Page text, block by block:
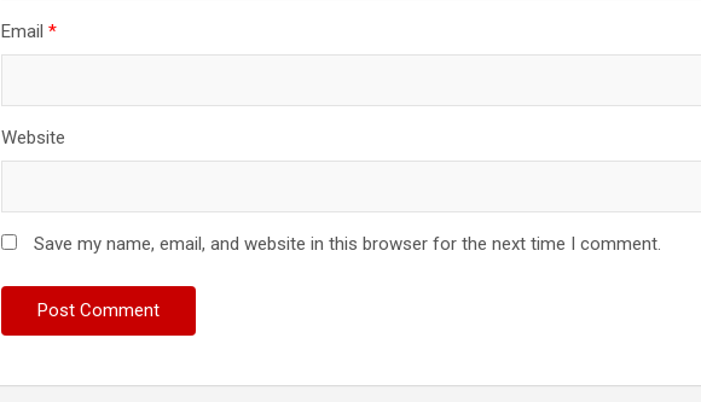
Email*
Website
Save my name, email, and website in this browser for the next time I comment.